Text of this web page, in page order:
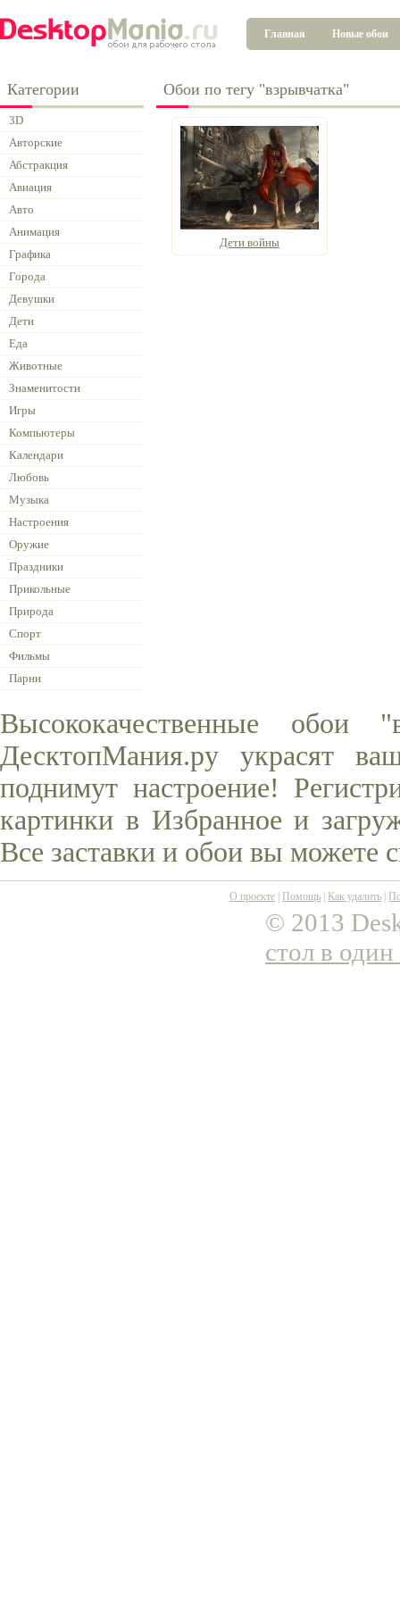
Главная Новые обои
Категории
3D
Авторские
Абстракция
Авиация
Авто
Анимация
Графика
Города
Девушки
Дети
Еда
Животные
Знаменитости
Игры
Компьютеры
Календари
Любовь
Музыка
Настроения
Оружие
Праздники
Прикольные
Природа
Спорт
Фильмы
Парни
Обои по тегу "взрывчатка"
Дети войны
Высококачественные обои
ДесктопМания.ру украсят
поднимут настроение!
картинки в Избранное и
Все заставки и обои вы можете
О проекте Помощь Как удалить
© 2013
стол в